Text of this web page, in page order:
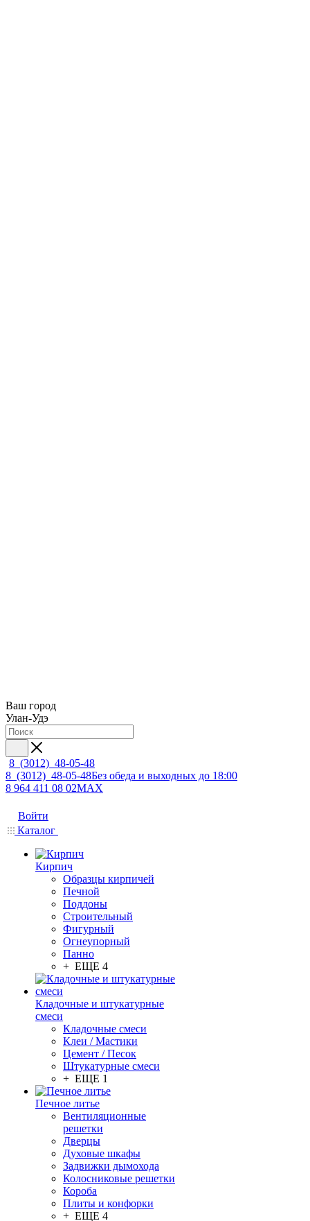
Ваш город
Улан-Удэ
8 (3012) 48-05-48
8 (3012) 48-05-48Без обеда и выходных до 18:00
8 964 411 08 02MAX
Войти
Каталог
Кирпич
Образцы кирпичей
Печной
Поддоны
Строительный
Фигурный
Огнеупорный
Панно
+ ЕЩЕ 4
Кладочные и штукатурные
смеси
Кладочные смеси
Клеи / Мастики
Цемент / Песок
Штукатурные смеси
+ ЕЩЕ 1
Печное литье
Вентиляционные
решетки
Дверцы
Духовые шкафы
Задвижки дымохода
Колосниковые решетки
Короба
Плиты и конфорки
+ ЕЩЕ 4